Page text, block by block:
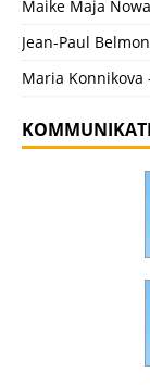
Maike Maja
Jean-Paul
Maria Konnikova